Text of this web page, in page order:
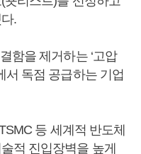
.
함을 제거하는 ‘고압
서 독점 공급하는 기업
등 세계적 반도체
적 진입장벽을 높게